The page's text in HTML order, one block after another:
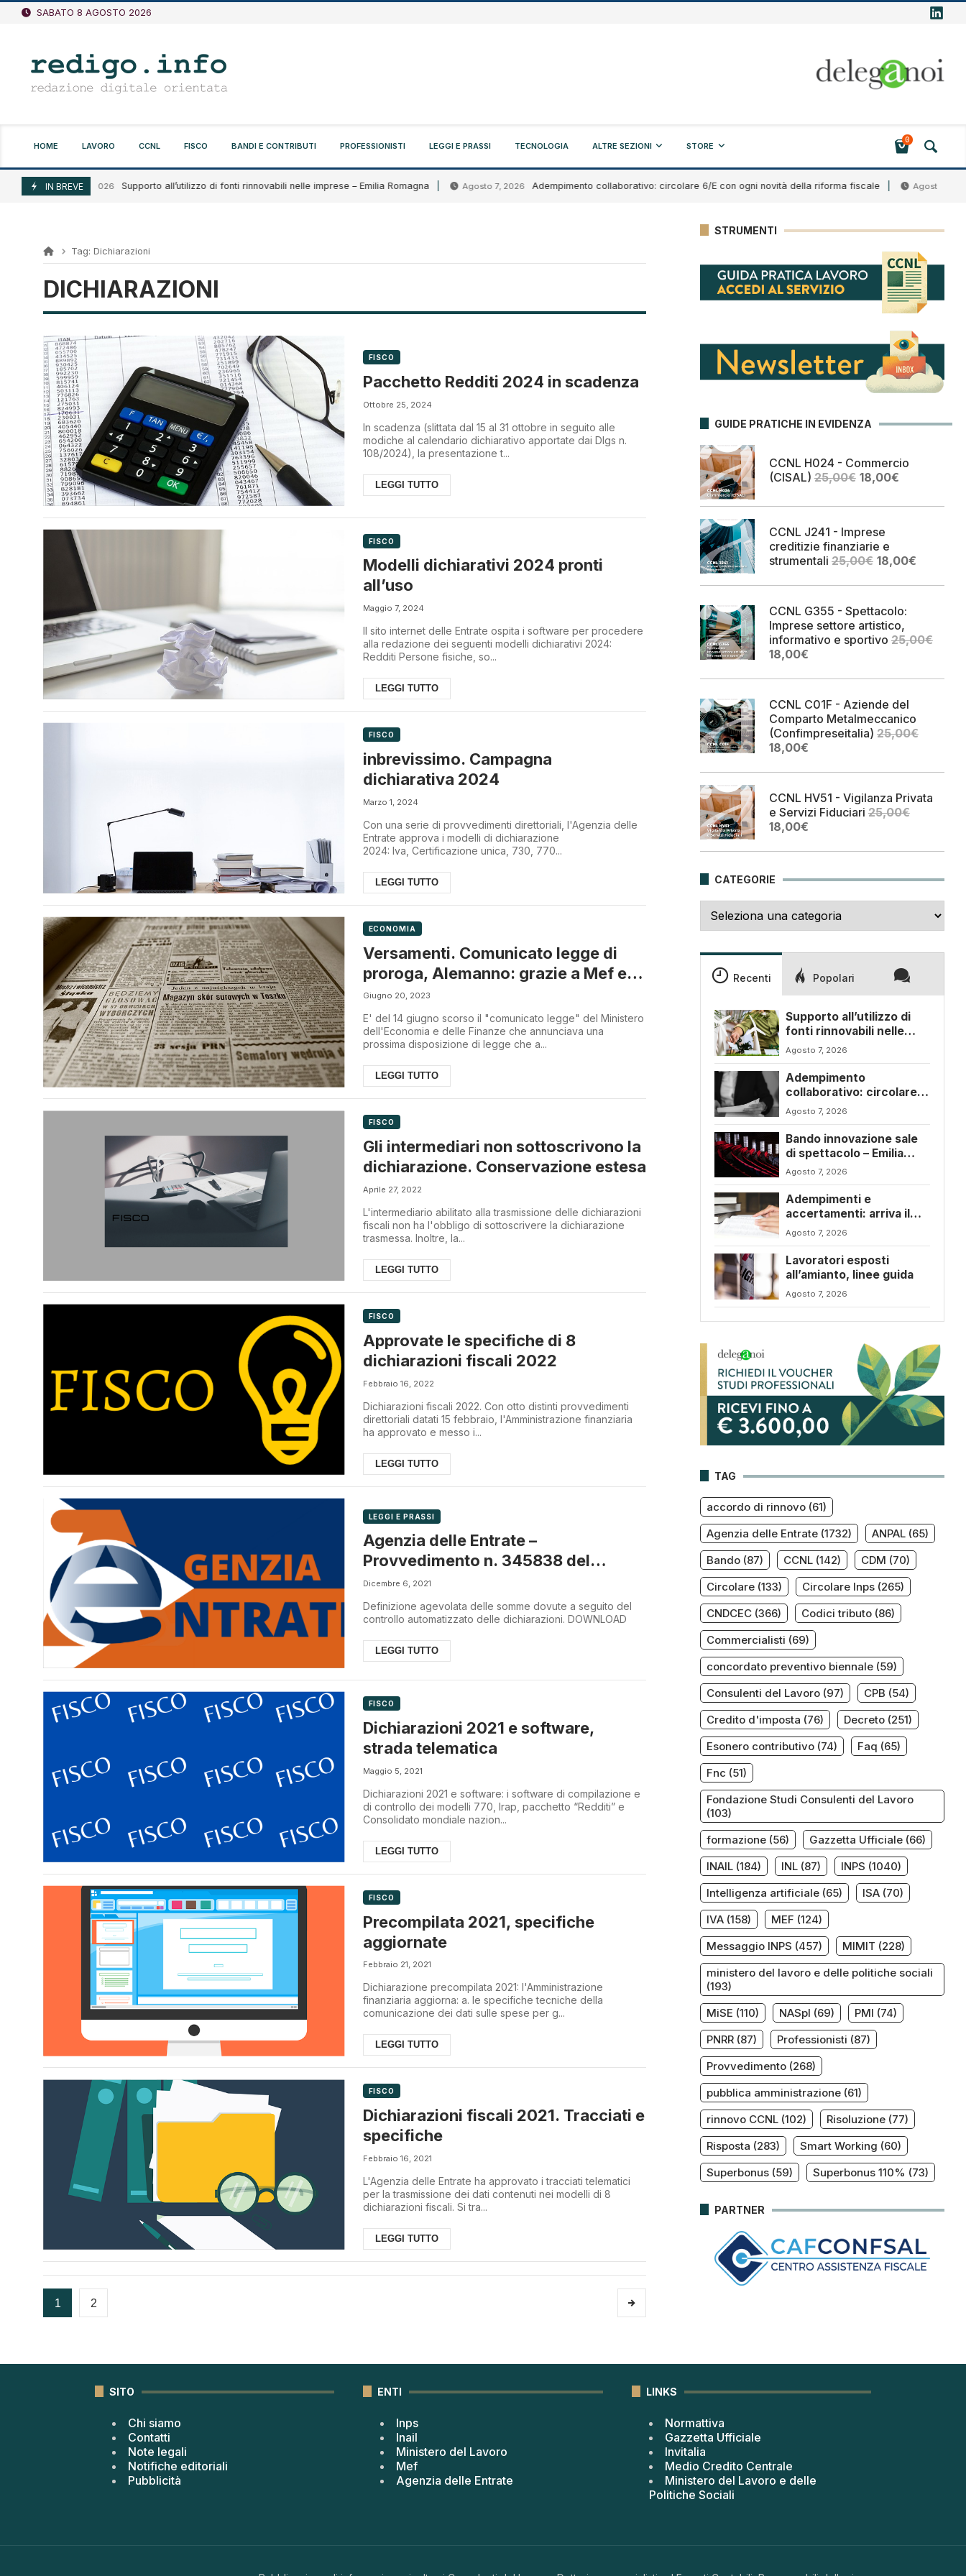
Vai
SABATO 8 AGOSTO 2026
HOME LAVORO CCNL FISCO BANDI E CONTRIBUTI PROFESSIONISTI LEGGI E PRASSI TECNOLOGIA ALTRE SEZIONI STORE
0
IN BREVE
Agosto 7, 2026 Supporto all’utilizzo di fonti rinnovabili nelle imprese – Emilia Romagna Agosto 7, 2026 Adempimento collaborativo: circolare 6/E con ogni novità della riforma fiscale Agosto 7, 2026
Tag: Dichiarazioni
DICHIARAZIONI
FISCO
Pacchetto Redditi 2024 in scadenza
Ottobre 25, 2024
In scadenza (slittata dal 15 al 31 ottobre in seguito alle
modiche al calendario dichiarativo apportate dai Dlgs n.
108/2024), la presentazione t...
LEGGI TUTTO
FISCO
Modelli dichiarativi 2024 pronti
all’uso
Maggio 7, 2024
Il sito internet delle Entrate ospita i software per procedere
alla redazione dei seguenti modelli dichiarativi 2024:
Redditi Persone fisiche, so...
LEGGI TUTTO
FISCO
inbrevissimo. Campagna
dichiarativa 2024
Marzo 1, 2024
Con una serie di provvedimenti direttoriali, l'Agenzia delle
Entrate approva i modelli di dichiarazione
2024: Iva, Certificazione unica, 730, 770...
LEGGI TUTTO
ECONOMIA
Versamenti. Comunicato legge di
proroga, Alemanno: grazie a Mef e
Leo
Giugno 20, 2023
E' del 14 giugno scorso il "comunicato legge" del Ministero
dell'Economia e delle Finanze che annunciava una
prossima disposizione di legge che a...
LEGGI TUTTO
FISCO
Gli intermediari non sottoscrivono la
dichiarazione. Conservazione estesa
Aprile 27, 2022
L'intermediario abilitato alla trasmissione delle dichiarazioni
fiscali non ha l'obbligo di sottoscrivere la dichiarazione
trasmessa. Inoltre, la...
LEGGI TUTTO
FISCO
Approvate le specifiche di 8
dichiarazioni fiscali 2022
Febbraio 16, 2022
Dichiarazioni fiscali 2022. Con otto distinti provvedimenti
direttoriali datati 15 febbraio, l'Amministrazione finanziaria
ha approvato e messo i...
LEGGI TUTTO
LEGGI E PRASSI
Agenzia delle Entrate –
Provvedimento n. 345838 del
03.12.2021
Dicembre 6, 2021
Definizione agevolata delle somme dovute a seguito del
controllo automatizzato delle dichiarazioni. DOWNLOAD
LEGGI TUTTO
FISCO
Dichiarazioni 2021 e software,
strada telematica
Maggio 5, 2021
Dichiarazioni 2021 e software: i software di compilazione e
di controllo dei modelli 770, Irap, pacchetto “Redditi” e
Consolidato mondiale nazion...
LEGGI TUTTO
FISCO
Precompilata 2021, specifiche
aggiornate
Febbraio 21, 2021
Dichiarazione precompilata 2021: l'Amministrazione
finanziaria aggiorna: a. le specifiche tecniche della
comunicazione dei dati sulle spese per g...
LEGGI TUTTO
FISCO
Dichiarazioni fiscali 2021. Tracciati e
specifiche
Febbraio 16, 2021
L'Agenzia delle Entrate ha approvato i tracciati telematici
per la trasmissione dei dati contenuti nei modelli di 8
dichiarazioni fiscali. Si tra...
LEGGI TUTTO
1 2
STRUMENTI
GUIDE PRATICHE IN EVIDENZA
CCNL H024 - Commercio
(CISAL) 25,00€ Il
originale
25,00€.
18,00€Il
attuale
CCNL J241 - Imprese
creditizie finanziarie e
strumentali 25,00€ Il
originale
25,00€.
18,00€Il
attuale
CCNL G355 - Spettacolo:
Imprese settore artistico,
informativo e sportivo 25,00€
Il
originale
25,00€.
18,00€Il
attuale
18,00€.
CCNL C01F - Aziende del
Comparto Metalmeccanico
(Confimpreseitalia) 25,00€
Il
originale
25,00€.
18,00€Il
attuale
18,00€.
CCNL HV51 - Vigilanza Privata
e Servizi Fiduciari 25,00€
Il
originale
25,00€.
18,00€Il
attuale
18,00€.
CATEGORIE
Recenti Popolari
Supporto all’utilizzo di
fonti rinnovabili nelle
imprese – Emilia Romagna
Agosto 7, 2026
Adempimento
collaborativo: circolare
6/E con ogni novità della
Agosto 7, 2026
Bando innovazione sale
di spettacolo – Emilia
Romagna
Agosto 7, 2026
Adempimenti e
accertamenti: arriva il
nuovo Testo Unico
fiscale
Agosto 7, 2026
Lavoratori esposti
all’amianto, linee guida
Agosto 7, 2026
TAG
accordo di rinnovo(61)
Agenzia delle Entrate(1732) ANPAL(65)
Bando(87) CCNL(142) CDM (70)
Circolare(133) Circolare Inps(265)
CNDCEC(366) Codici tributo(86)
Commercialisti (69)
concordato preventivo biennale(59)
Consulenti del Lavoro(97) CPB (54)
Credito d'imposta (76) Decreto(251)
Esonero contributivo(74) Faq (65)
Fnc (51)
Fondazione Studi Consulenti del Lavoro
(103)
formazione(56) Gazzetta Ufficiale(66)
INAIL(184) INL(87) INPS (1040)
Intelligenza artificiale(65) ISA(70)
IVA(158) MEF (124)
Messaggio INPS (457) MIMIT (228)
ministero del lavoro e delle politiche sociali
(193)
MiSE (110) NASpI (69) PMI (74)
PNRR(87) Professionisti (87)
Provvedimento(268)
pubblica amministrazione(61)
rinnovo CCNL(102) Risoluzione(77)
Risposta (283) Smart Working (60)
Superbonus(59) Superbonus 110% (73)
PARTNER
SITO
Chi siamo
Contatti
Note legali
Notifiche editoriali
Pubblicità
ENTI
Inps
Inail
Ministero del Lavoro
Mef
Agenzia delle Entrate
LINKS
Normattiva
Gazzetta Ufficiale
Invitalia
Medio Credito Centrale
Ministero del Lavoro e delle
Politiche Sociali